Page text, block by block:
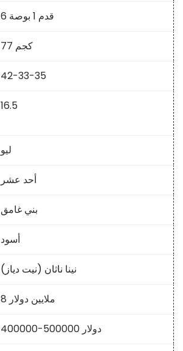
6 قدم 1 بوصة
77 كجم
42-33-35
16.5
ليو
أحد عشر
بني غامق
أسود
نينا ناثان (نيت دياز)
8 ملايين دولار
400000-500000 دولار